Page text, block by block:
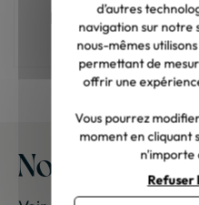
Meuble en bois :
Nos meubles
d’autres
navigation sur notre
nous-mêmes
permettant de
offrir une
Vous pourrez
moment en cliquant
n'importe
Refuser